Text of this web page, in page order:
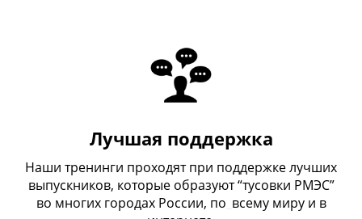
Лучшая поддержка
Наши тренинги проходят при поддержке лучших
выпускников, которые образуют “тусовки РМЭС”
во многих городах России, по всему миру и в